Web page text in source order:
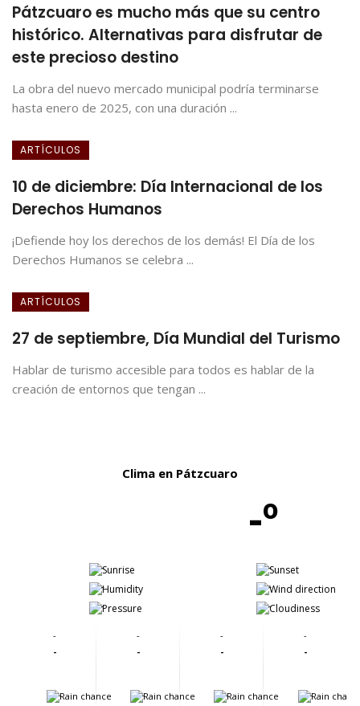
Pátzcuaro es mucho más que su centro
histórico. Alternativas para disfrutar de
este precioso destino
La obra del nuevo mercado municipal podría terminarse
hasta enero de 2025, con una duración ...
ARTÍCULOS
10 de diciembre: Día Internacional de los
Derechos Humanos
¡Defiende hoy los derechos de los demás! El Día de los
Derechos Humanos se celebra ...
ARTÍCULOS
27 de septiembre, Día Mundial del Turismo
Hablar de turismo accesible para todos es hablar de la
creación de entornos que tengan ...
Clima en Pátzcuaro
-º
-
-
-
-
-
-
-
-
-
-
-
-
-
-
-
-
-
-